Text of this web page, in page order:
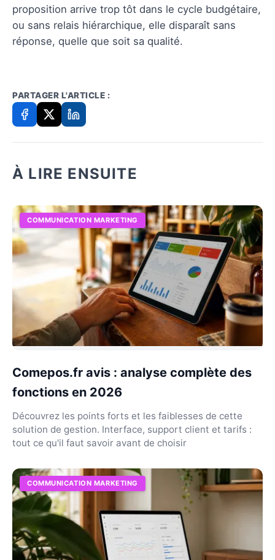
proposition arrive trop tôt dans le cycle budgétaire,
ou sans relais hiérarchique, elle disparaît sans
réponse, quelle que soit sa qualité.
PARTAGER L'ARTICLE :
À LIRE ENSUITE
COMMUNICATION MARKETING
Comepos.fr avis : analyse complète des
fonctions en 2026
Découvrez les points forts et les faiblesses de cette
solution de gestion. Interface, support client et tarifs :
tout ce qu'il faut savoir avant de choisir
COMMUNICATION MARKETING